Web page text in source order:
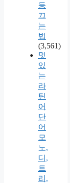
등
끄
는
법
(3,561)
멋
있
는
라
틴
어
단
어
모
노,
디,
트
리,